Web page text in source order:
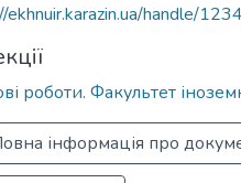
ekhnuir.karazin.ua/handle/
роботи. Факультет
інформація про